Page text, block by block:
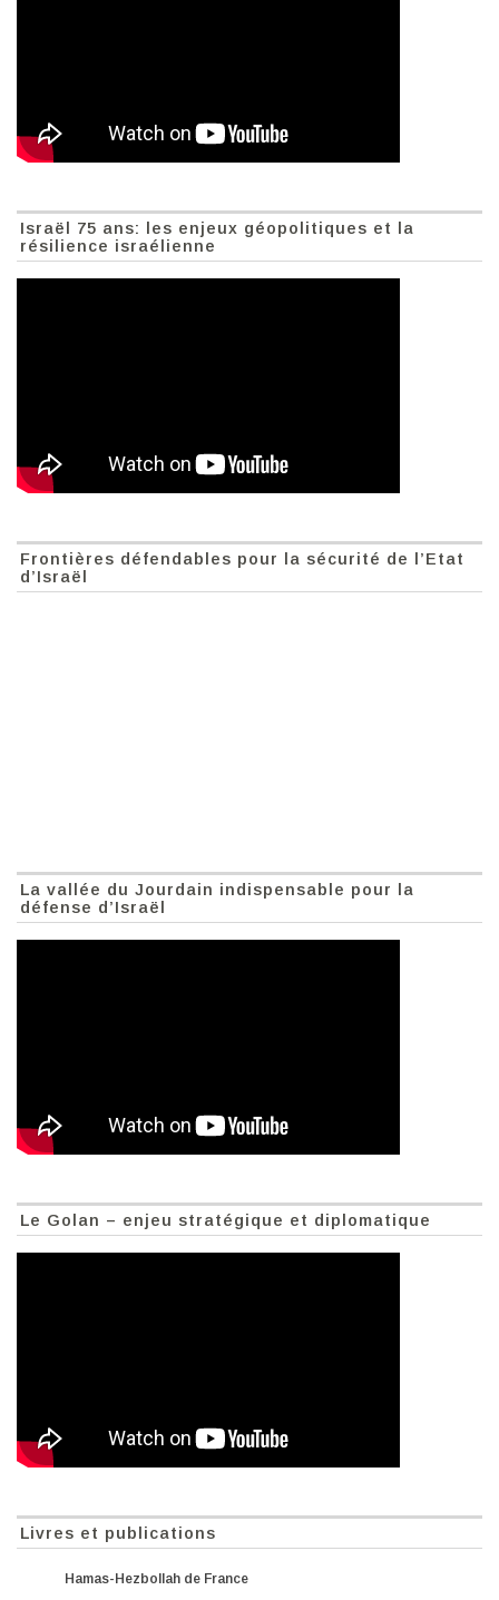
Israël 75 ans: les enjeux géopolitiques et la
résilience israélienne
Frontières défendables pour la sécurité de l’Etat
d’Israël
La vallée du Jourdain indispensable pour la
défense d’Israël
Le Golan – enjeu stratégique et diplomatique
Livres et publications
Hamas-Hezbollah de France